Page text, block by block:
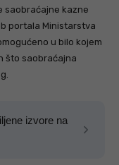
saobraćajne kazne
portala Ministarstva
u bilo kojem
što saobraćajna
izvore na